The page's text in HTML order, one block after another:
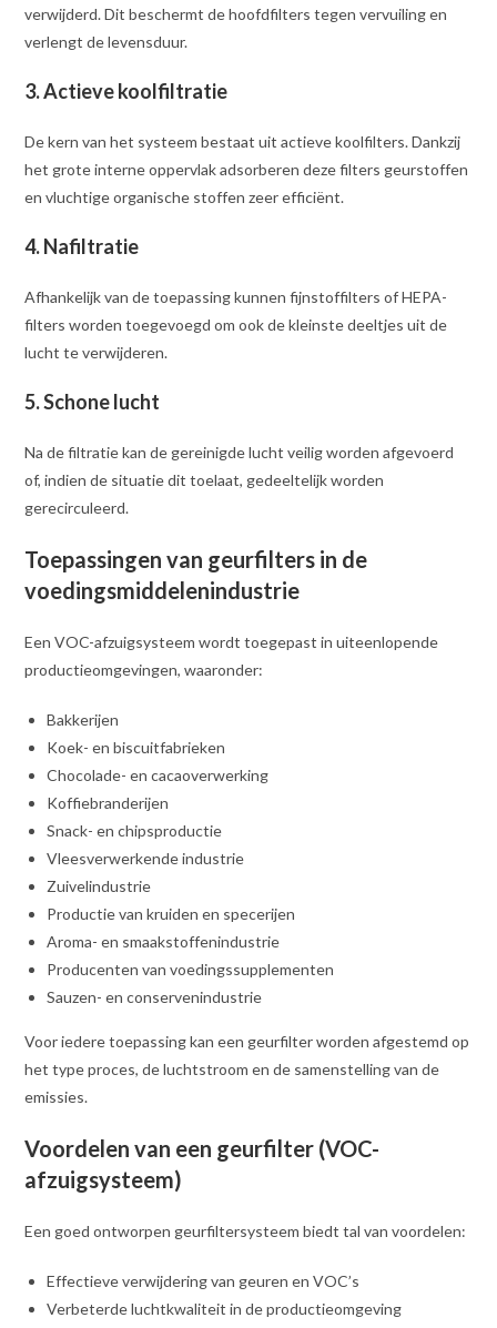
verwijderd. Dit beschermt de hoofdfilters tegen vervuiling en
verlengt de levensduur.
3. Actieve koolfiltratie
De kern van het systeem bestaat uit actieve koolfilters. Dankzij
het grote interne oppervlak adsorberen deze filters geurstoffen
en vluchtige organische stoffen zeer efficiënt.
4. Nafiltratie
Afhankelijk van de toepassing kunnen fijnstoffilters of HEPA-
filters worden toegevoegd om ook de kleinste deeltjes uit de
lucht te verwijderen.
5. Schone lucht
Na de filtratie kan de gereinigde lucht veilig worden afgevoerd
of, indien de situatie dit toelaat, gedeeltelijk worden
gerecirculeerd.
Toepassingen van geurfilters in de
voedingsmiddelenindustrie
Een VOC-afzuigsysteem wordt toegepast in uiteenlopende
productieomgevingen, waaronder:
Bakkerijen
Koek- en biscuitfabrieken
Chocolade- en cacaoverwerking
Koffiebranderijen
Snack- en chipsproductie
Vleesverwerkende industrie
Zuivelindustrie
Productie van kruiden en specerijen
Aroma- en smaakstoffenindustrie
Producenten van voedingssupplementen
Sauzen- en conservenindustrie
Voor iedere toepassing kan een geurfilter worden afgestemd op
het type proces, de luchtstroom en de samenstelling van de
emissies.
Voordelen van een geurfilter (VOC-
afzuigsysteem)
Een goed ontworpen geurfiltersysteem biedt tal van voordelen:
Effectieve verwijdering van geuren en VOC’s
Verbeterde luchtkwaliteit in de productieomgeving